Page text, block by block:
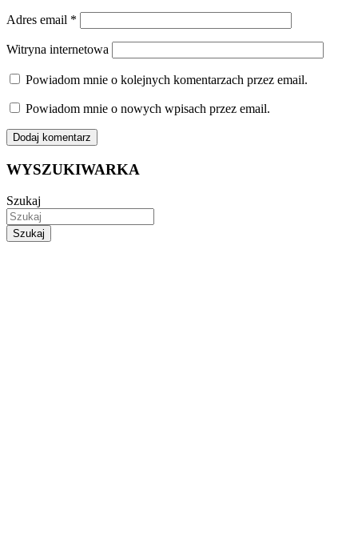
Adres email *
Witryna internetowa
Powiadom mnie o kolejnych komentarzach przez email.
Powiadom mnie o nowych wpisach przez email.
WYSZUKIWARKA
Szukaj
Szukaj